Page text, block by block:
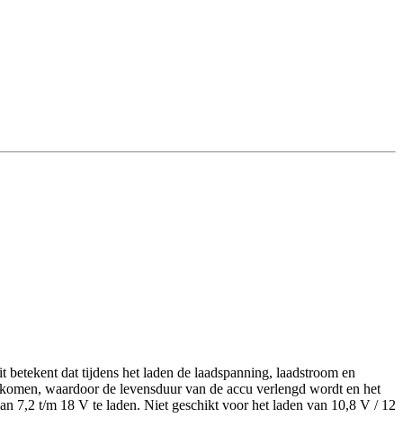
dat tijdens het laden de laadspanning, laadstroom en
waardoor de levensduur van de accu verlengd wordt en het
7,2 t/m 18 V te laden. Niet geschikt voor het laden van 10,8 V / 12